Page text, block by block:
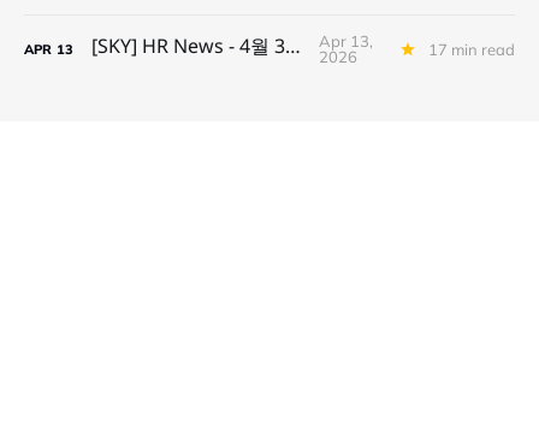
APR 13 [SKY] HR News - 4월 3주차
Apr 13,
2026
17 min read